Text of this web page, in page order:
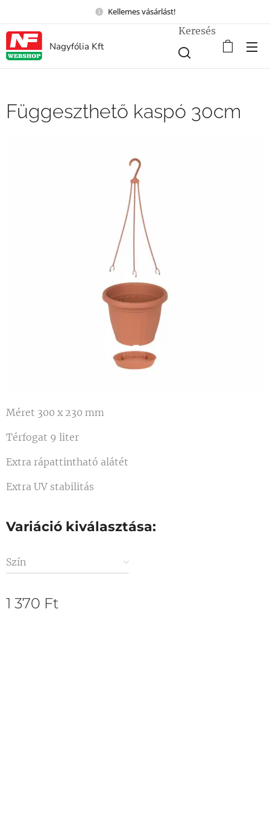
Kellemes vásárlást!
Nagyfólia Kft
Keresés
Függeszthető kaspó 30cm
Méret 300 x 230 mm
Térfogat 9 liter
Extra rápattintható alátét
Extra UV stabilitás
Variáció kiválasztása:
Szín
1 370 Ft